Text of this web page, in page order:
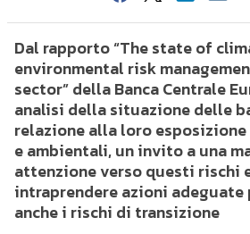
Dal rapporto “The state of
environmental risk
sector” della Banca Centrale
analisi della situazione delle
relazione alla loro
e ambientali, un invito a una
attenzione verso questi rischi
intraprendere azioni
anche i rischi di transizione